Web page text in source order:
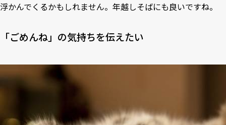
浮かんでくるかもしれません。年越しそばにも良いですね。
「ごめんね」の気持ちを伝えたい